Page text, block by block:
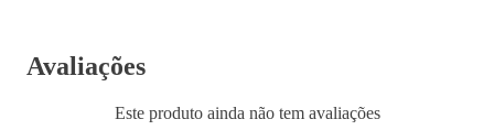
Avaliações
Este produto ainda não tem avaliações